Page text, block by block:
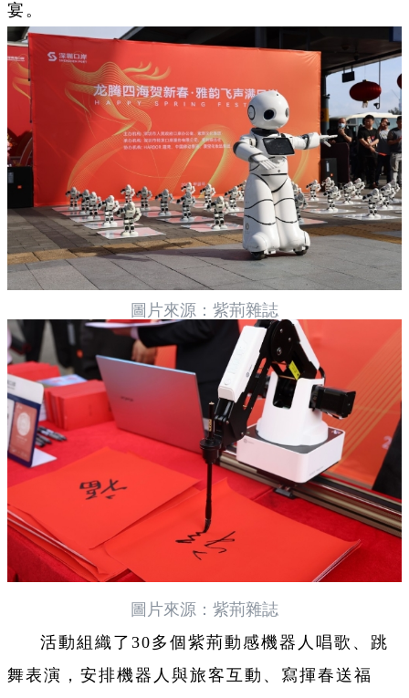
宴。
圖片來源：紫荊雜誌
圖片來源：紫荊雜誌
活動組織了30多個紫荊動感機器人唱歌、跳
舞表演，安排機器人與旅客互動、寫揮春送福